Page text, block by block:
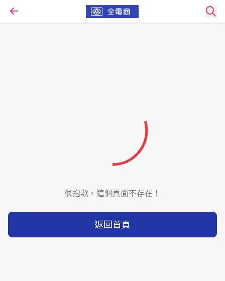
很抱歉，這個頁面不存在！
返回首頁